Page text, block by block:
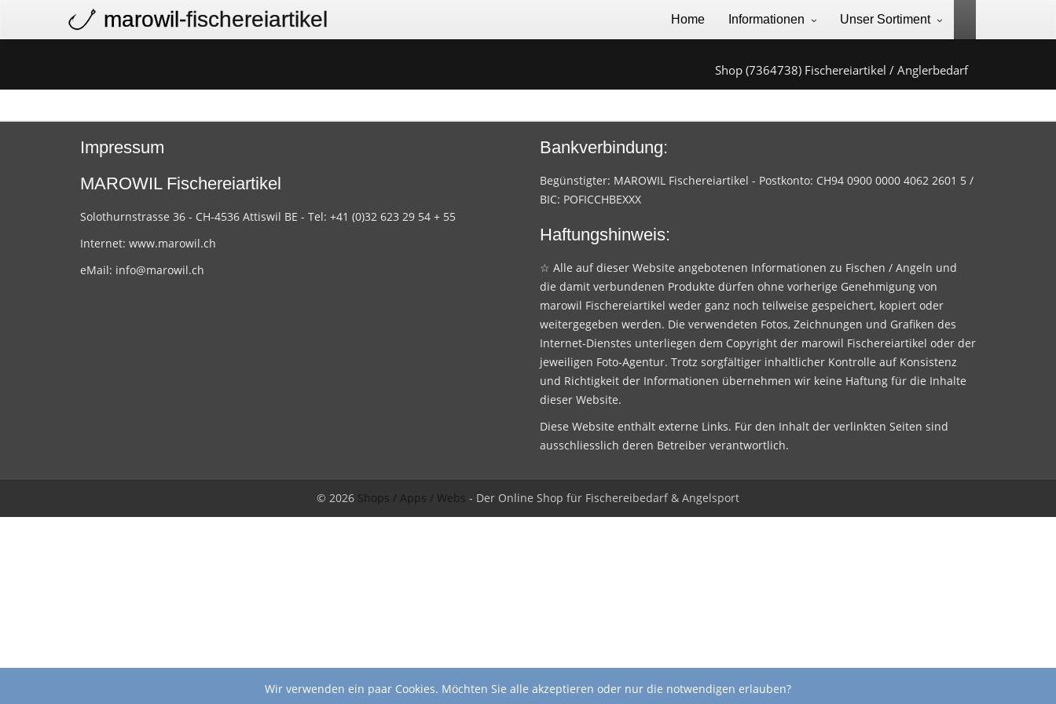
marowil-fischereiartikel Home Informationen Unser Sortiment
Shop (7364738) Fischereiartikel / Anglerbedarf
Impressum
MAROWIL Fischereiartikel
Solothurnstrasse 36 - CH-4536 Attiswil BE - Tel: +41 (0)32 623 29 54 + 55
Internet: www.marowil.ch
eMail: info@marowil.ch
Bankverbindung:
Begünstigter: MAROWIL Fischereiartikel - Postkonto: CH94 0900 0000 4062 2601 5 /
BIC: POFICCHBEXXX
Haftungshinweis:
☆ Alle auf dieser Website angebotenen Informationen zu Fischen / Angeln und
die damit verbundenen Produkte dürfen ohne vorherige Genehmigung von
marowil Fischereiartikel weder ganz noch teilweise gespeichert, kopiert oder
weitergegeben werden. Die verwendeten Fotos, Zeichnungen und Grafiken des
Internet-Dienstes unterliegen dem Copyright der marowil Fischereiartikel oder der
jeweiligen Foto-Agentur. Trotz sorgfältiger inhaltlicher Kontrolle auf Konsistenz
und Richtigkeit der Informationen übernehmen wir keine Haftung für die Inhalte
dieser Website.
Diese Website enthält externe Links. Für den Inhalt der verlinkten Seiten sind
ausschliesslich deren Betreiber verantwortlich.
© 2026 Shops / Apps / Webs - Der Online Shop für Fischereibedarf & Angelsport
Wir verwenden ein paar Cookies. Möchten Sie alle akzeptieren oder nur die notwendigen erlauben?